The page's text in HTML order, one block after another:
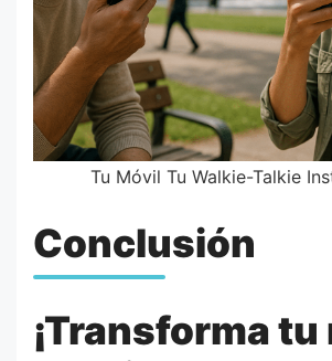
Tu Móvil Tu Walkie-Talkie
Conclusión
¡Transforma tu